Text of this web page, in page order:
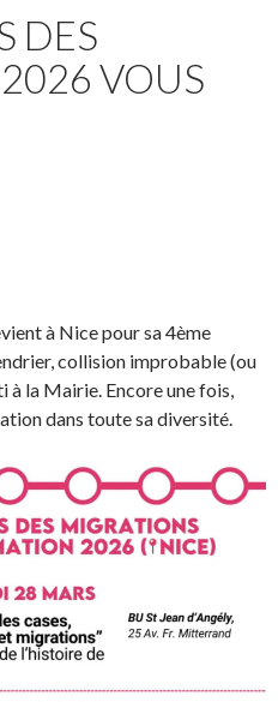
DES
VOUS
à Nice pour sa 4ème
collision improbable (ou
à la Mairie. Encore une fois,
dans toute sa diversité.